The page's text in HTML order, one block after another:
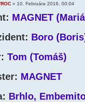
» 10. Februára 2016, 00:04
MAGNET
Boro
Tom (Tomáš)
MAGNET
Brhlo,